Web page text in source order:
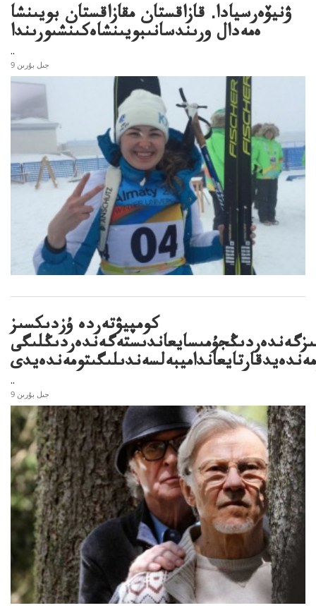
ۋنيۆەرسيادا. قازاقستان مقازاقستان بويىنشا
ەمەدال ورىندسانىبويىنشاەكىنشىورىندا
..
9 جىل بۇرىن
كومپيۋتەردە ۇزدىكسىز
..
9 جىل بۇرىن